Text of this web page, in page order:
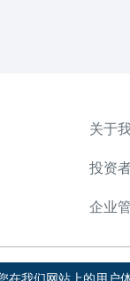
关于
投资
企业